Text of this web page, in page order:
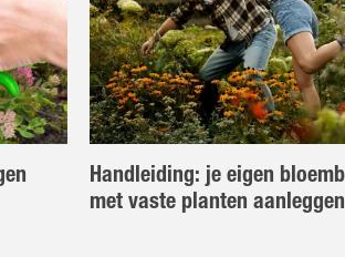
Handleiding: je eigen
met vaste planten aanleggen